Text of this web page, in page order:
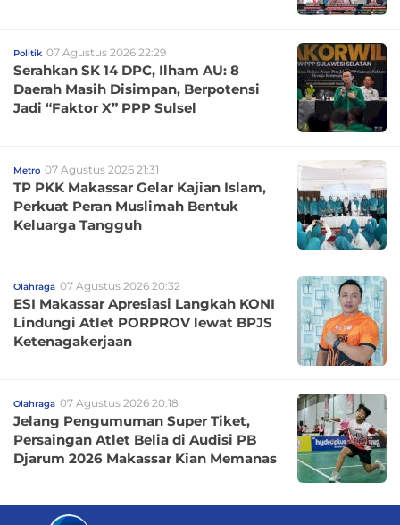
Politik 07 Agustus 2026 22:29
Serahkan SK 14 DPC, Ilham AU: 8
Daerah Masih Disimpan, Berpotensi
Jadi “Faktor X” PPP Sulsel
Metro 07 Agustus 2026 21:31
TP PKK Makassar Gelar Kajian Islam,
Perkuat Peran Muslimah Bentuk
Keluarga Tangguh
Olahraga 07 Agustus 2026 20:32
ESI Makassar Apresiasi Langkah KONI
Lindungi Atlet PORPROV lewat BPJS
Ketenagakerjaan
Olahraga 07 Agustus 2026 20:18
Jelang Pengumuman Super Tiket,
Persaingan Atlet Belia di Audisi PB
Djarum 2026 Makassar Kian Memanas